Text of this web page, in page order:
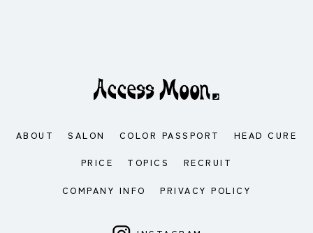
ABOUT SALON COLOR PASSPORT HEAD CURE
PRICE TOPICS RECRUIT
COMPANY INFO PRIVACY POLICY